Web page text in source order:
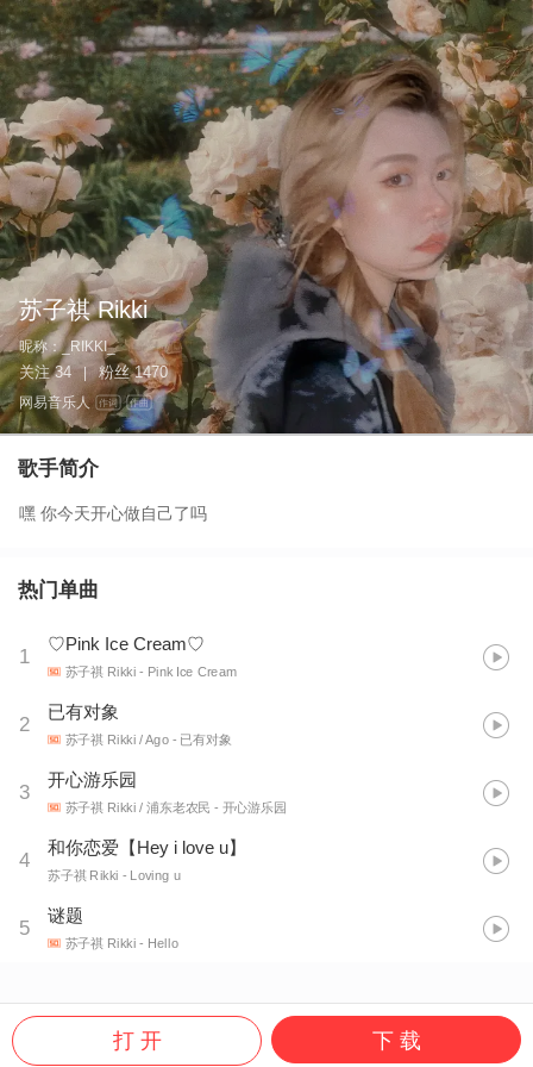
苏子祺 Rikki
昵称：_RIKKI_
关注 34 粉丝 1470
网易音乐人 作词 作曲
歌手简介
嘿 你今天开心做自己了吗
热门单曲
1
♡Pink Ice Cream♡
苏子祺 Rikki - Pink Ice Cream
2
已有对象
苏子祺 Rikki / Ago- 已有对象
3
开心游乐园
苏子祺 Rikki / 浦东老农民 - 开心游乐园
4
和你恋爱【Hey i love u】
苏子祺 Rikki - Loving u
5
谜题
苏子祺 Rikki - Hello
打 开 下 载